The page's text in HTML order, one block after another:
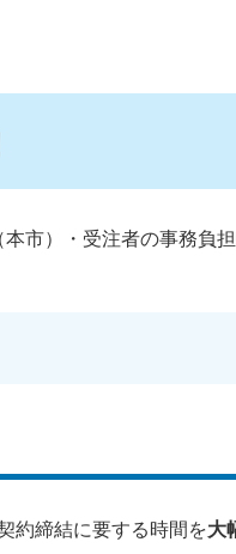
市）・受注者の事務負
約締結に要する時間を大